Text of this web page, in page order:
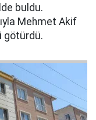
buldu.
Mehmet Akif
götürdü.